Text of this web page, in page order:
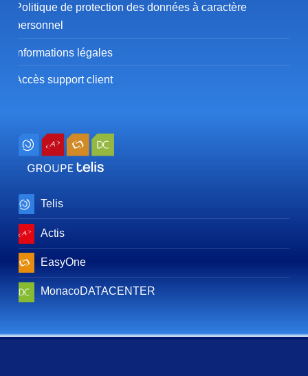
Politique de protection des données à caractère
personnel
Informations légales
Accès support client
Telis
Actis
EasyOne
MonacoDATACENTER